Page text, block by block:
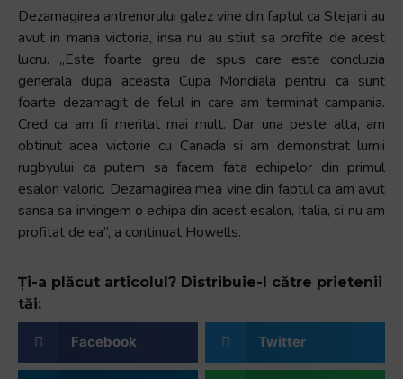
Dezamagirea antrenorului galez vine din faptul ca Stejarii au
avut in mana victoria, insa nu au stiut sa profite de acest
lucru. „Este foarte greu de spus care este concluzia
generala dupa aceasta Cupa Mondiala pentru ca sunt
foarte dezamagit de felul in care am terminat campania.
Cred ca am fi meritat mai mult. Dar una peste alta, am
obtinut acea victorie cu Canada si am demonstrat lumii
rugbyului ca putem sa facem fata echipelor din primul
esalon valoric. Dezamagirea mea vine din faptul ca am avut
sansa sa invingem o echipa din acest esalon, Italia, si nu am
profitat de ea”, a continuat Howells.
Ți-a plăcut articolul? Distribuie-l către prietenii
tăi:
Facebook Twitter